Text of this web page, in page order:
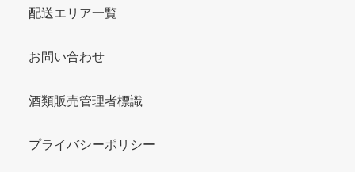
配送エリア一覧
お問い合わせ
酒類販売管理者標識
プライバシーポリシー